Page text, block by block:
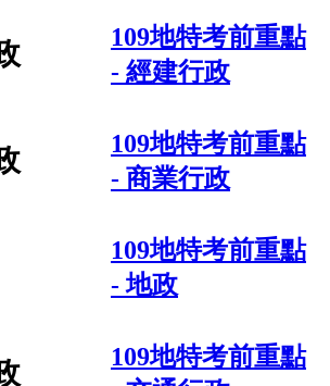
109地特考前重點
- 經建行政
109地特考前重點
- 商業行政
109地特考前重點
- 地政
109地特考前重點